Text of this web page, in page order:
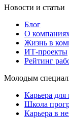
Новости и статьи
Блог
О
Жизнь в
ИТ-проекты
Рейтинг
Молодым
Карьера
Школа
Карьера в